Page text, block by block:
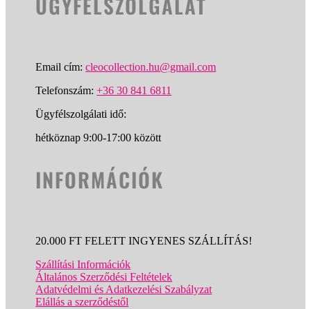
Email cím:cleocollection.hu@gmail.com
Telefonszám:+36 30 841 6811
Ügyfélszolgálati idő:
hétköznap 9:00-17:00 között
INFORMÁCIÓK
20.000 FT FELETT INGYENES SZÁLLÍTÁS!
Szállítási Információk
Általános Szerződési Feltételek
Adatvédelmi és Adatkezelési Szabályzat
Elállás a szerződéstől